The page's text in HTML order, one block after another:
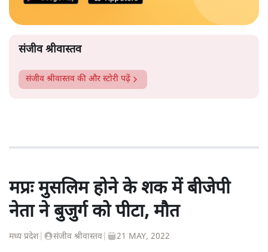
संजीव श्रीवास्तव
संजीव श्रीवास्तव की और स्टोरी पढ़ें
मप्रः मुसलिम होने के शक में बीजेपी
नेता ने बुजुर्ग को पीटा, मौत
मध्य प्रदेश संजीव श्रीवास्तव 21 MAY, 2022